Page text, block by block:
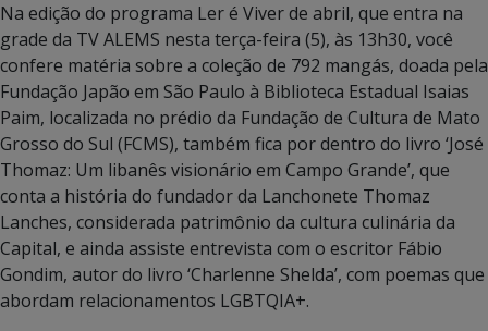
Na edição do programa Ler é Viver de abril, que entra na
grade da TV ALEMS nesta terça-feira (5), às 13h30, você
confere matéria sobre a coleção de 792 mangás, doada pela
Fundação Japão em São Paulo à Biblioteca Estadual Isaias
Paim, localizada no prédio da Fundação de Cultura de Mato
Grosso do Sul (FCMS), também fica por dentro do livro ‘José
Thomaz: Um libanês visionário em Campo Grande’, que
conta a história do fundador da Lanchonete Thomaz
Lanches, considerada patrimônio da cultura culinária da
Capital, e ainda assiste entrevista com o escritor Fábio
Gondim, autor do livro ‘Charlenne Shelda’, com poemas que
abordam relacionamentos LGBTQIA+.